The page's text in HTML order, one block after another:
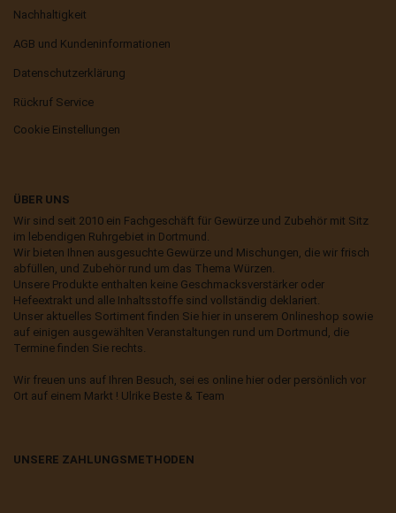
Nachhaltigkeit
AGB und Kundeninformationen
Datenschutzerklärung
Rückruf Service
Cookie Einstellungen
ÜBER UNS
Wir sind seit 2010 ein Fachgeschäft für Gewürze und Zubehör mit Sitz
im lebendigen Ruhrgebiet in Dortmund
Wir bieten Ihnen ausgesuchte Gewürze und Mischungen, die wir frisch
abfüllen, und Zubehör rund um das Thema Würzen.
Unsere Produkte enthalten keine Geschmacksverstärker oder
Hefeextrakt und alle Inhaltsstoffe sind vollständig deklariert.
Unser aktuelles Sortiment finden Sie hier in unserem Onlineshop sowie
auf einigen ausgewählten Veranstaltungen rund um Dortmund, die
Termine finden Sie rechts.
Wir freuen uns auf Ihren Besuch, sei es online hier oder persönlich vor
Ort auf einem Markt ! Ulrike Beste & Team
UNSERE ZAHLUNGSMETHODEN